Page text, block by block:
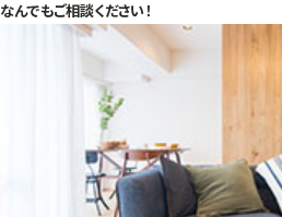
なんでもご相談ください！